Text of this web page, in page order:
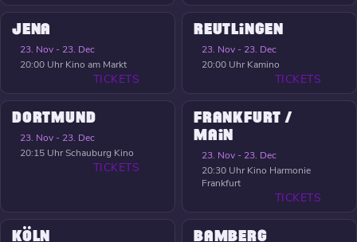
JENA
23. Nov - 23. Dec
20:00 Uhr Kino am Markt
TICKETS
REUTLINGEN
23. Nov - 23. Dec
20:00 Uhr Kamino
TICKETS
DORTMUND
23. Nov - 23. Dec
20:15 UhrSchauburg Kino
TICKETS
FRANKFURT /
MAIN
23. Nov - 23. Dec
20:30 Uhr Kino Harmonie
Frankfurt
TICKETS
KÖLN BAMBERG